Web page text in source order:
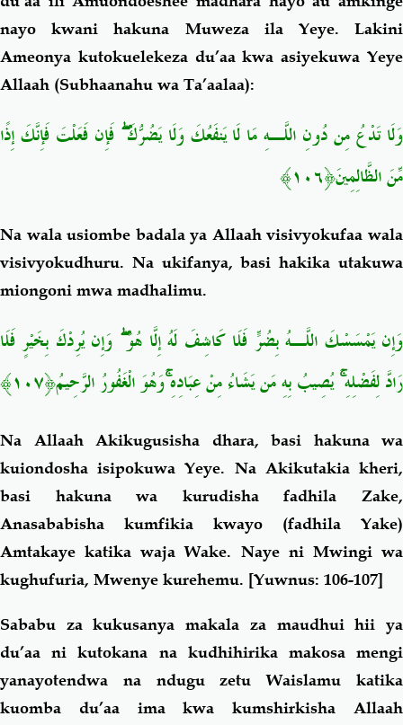
nayo kwani hakuna Muweza ila Yeye. Lakini
Ameonya kutokuelekeza du’aa kwa asiyekuwa Yeye
Allaah (Subhaanahu wa Ta’aalaa):
وَلَا تَدْعُ مِن دُونِ اللَّـهِ مَا لَا يَنفَعُكَ وَلَا يَضُرُّكَ فَإِن فَعَلْتَ فَإِنَّكَ إِذًا
مِّنَ الظَّالِمِينَ﴿١٠٦﴾
Na wala usiombe badala ya Allaah visivyokufaa wala
visivyokudhuru. Na ukifanya, basi hakika utakuwa
miongoni mwa madhalimu.
وَإِن يَمْسَسْكَ اللَّـهُ بِضُرٍّ فَلَا كَاشِفَ لَهُ إِلَّا هُوَ وَإِن يُرِدْكَ بِخَيْرٍ فَلَا
رَادَّ لِفَضْلِهِيُصِيبُ بِهِ مَن يَشَاءُ مِنْ عِبَادِهِوَهُوَ الْغَفُورُ الرَّحِيمُ﴿١٠٧﴾
Na Allaah Akikugusisha dhara, basi hakuna wa
kuiondosha isipokuwa Yeye. Na Akikutakia kheri,
basi hakuna wa kurudisha fadhila Zake,
Anasababisha kumfikia kwayo (fadhila Yake)
Amtakaye katika waja Wake. Naye ni Mwingi wa
kughufuria, Mwenye kurehemu. [Yuwnus: 106-107]
Sababu za kukusanya makala za maudhui hii ya
du’aa ni kutokana na kudhihirika makosa mengi
yanayotendwa na ndugu zetu Waislamu katika
kuomba du’aa ima kwa kumshirkisha Allaah